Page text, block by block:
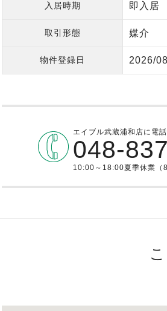
入居時期 即入居
取引形態 媒介
物件登録日 2026/
エイブル武蔵浦和店に電
048-
10:00～18:00夏季休業（